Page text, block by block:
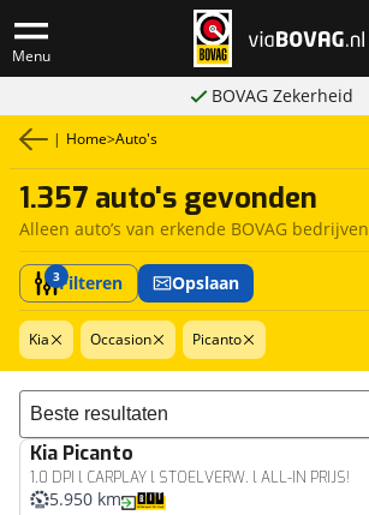
Menu
BOVAG Zekerheid
| Home>Auto's
1.357 auto's gevonden
Alleen auto’s van erkende BOVAG bedrijven
3Filteren Opslaan
Kia Occasion Picanto
Sorteer resultaten
Kia Picanto
1.0 DPI l CARPLAY l STOELVERW. l ALL-IN PRIJS!
5.950 km